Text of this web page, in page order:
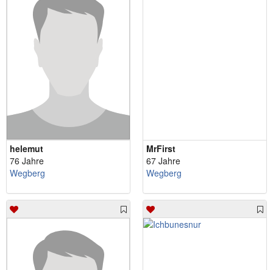
helemut
76 Jahre
Wegberg
MrFirst
67 Jahre
Wegberg